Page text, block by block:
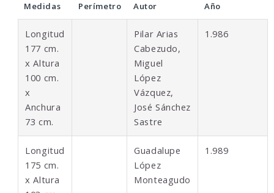
Medidas Perímetro Autor Año
Longitud
177 cm.
x Altura
100 cm.
x
Anchura
73 cm.
Pilar Arias
Cabezudo,
Miguel
López
Vázquez,
José Sánchez
Sastre
1.986
Longitud
175 cm.
x Altura
Guadalupe
López
Monteagudo
1.989